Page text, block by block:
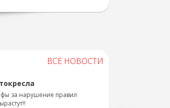
ВСЕ НОВОСТИ
за нарушение правил